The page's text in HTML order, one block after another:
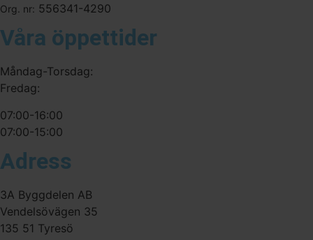
Org. nr: 556341-4290
Våra öppettider
Måndag-Torsdag:
Fredag:
07:00-16:00
07:00-15:00
Adress
3A Byggdelen AB
Vendelsövägen 35
135 51 Tyresö